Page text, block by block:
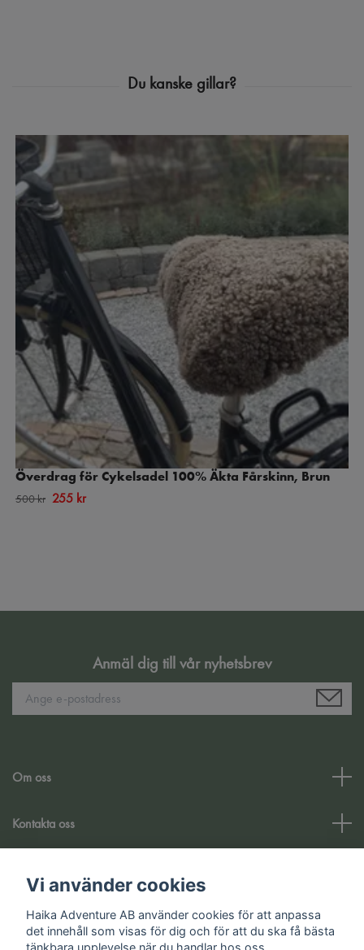
Överdrag för Cykelsadel 100% Äkta Fårskinn, Brun
500 kr 255 kr
Anmäl dig till vår nyhetsbrev
Om oss
Kontakta oss
Sociala medier
Vi använder cookies
Haika Adventure AB använder cookies för att anpassa
det innehåll som visas för dig och för att du ska få bästa
tänkbara upplevelse när du handlar hos oss.